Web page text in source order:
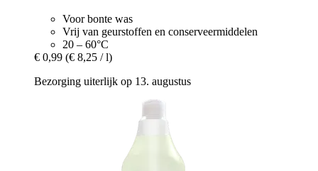
Voor bonte was
Vrij van geurstoffen en conserveermiddelen
20 – 60°C
€ 0,99 (€ 8,25 / l)
Bezorging uiterlijk op 13. augustus